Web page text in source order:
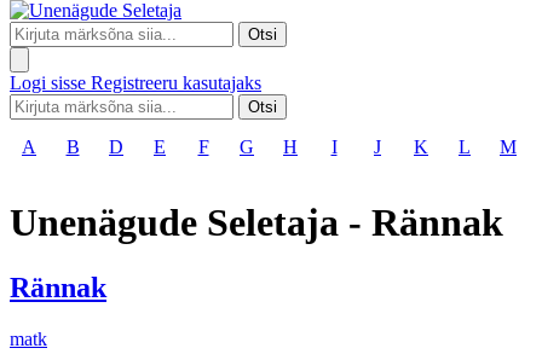
Otsi
Logi sisse Registreeru kasutajaks
Otsi
A B D E F G H I J K L M
Unenägude Seletaja - Rännak
Rännak
matk